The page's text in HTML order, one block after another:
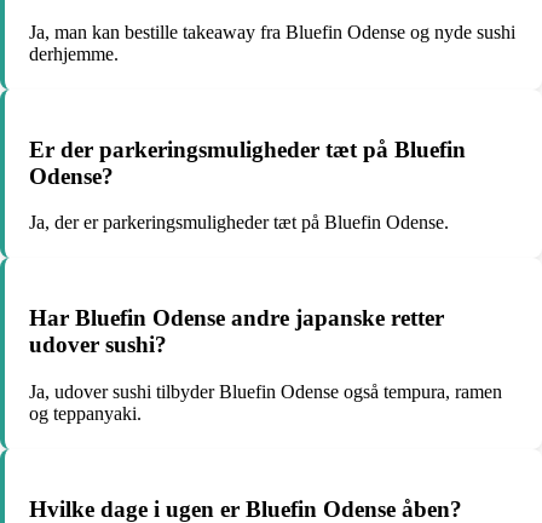
Ja, man kan bestille takeaway fra Bluefin Odense og nyde sushi
derhjemme.
Er der parkeringsmuligheder tæt på Bluefin
Odense?
Ja, der er parkeringsmuligheder tæt på Bluefin Odense.
Har Bluefin Odense andre japanske retter
udover sushi?
Ja, udover sushi tilbyder Bluefin Odense også tempura, ramen
og teppanyaki.
Hvilke dage i ugen er Bluefin Odense åben?